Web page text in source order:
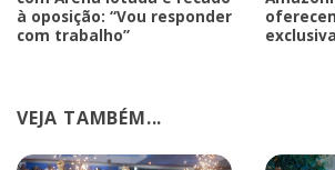
à oposição: “Vou responder
com trabalho”
VEJA TAMBÉM...